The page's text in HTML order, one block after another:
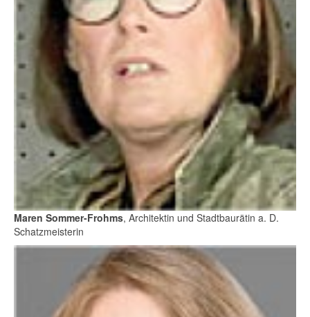
Maren Sommer-Frohms, Architektin und Stadtbaurätin a. D.
Schatzmeisterin